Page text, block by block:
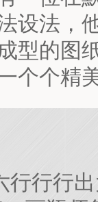
设法，
型的图
个个精
行行出